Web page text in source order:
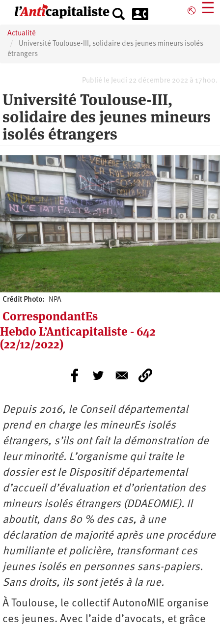
principal
⎋ ☰
Actualité
Université Toulouse-III, solidaire des jeunes mineurs isolés
étrangers
Publié le Jeudi 22 décembre 2022 à 17h00.
Université Toulouse-III,
solidaire des jeunes mineurs
isolés étrangers
Crédit Photo NPA
CorrespondantEs
Hebdo L’Anticapitaliste - 642
(22/12/2022)
Depuis 2016, le Conseil départemental
prend en charge les mineurEs isolés
étrangers, s’ils ont fait la démonstration de
leur minorité. L’organisme qui traite le
dossier est le Dispositif départemental
d’accueil d’évaluation et d’orientation des
mineurs isolés étrangers (DDAEOMIE). Il
aboutit, dans 80 % des cas, à une
déclaration de majorité après une procédure
humiliante et policière, transformant ces
jeunes isolés en personnes sans-papiers.
Sans droits, ils sont jetés à la rue.
À Toulouse, le collectif AutonoMIE organise
ces jeunes. Avec l’aide d’avocats, et grâce